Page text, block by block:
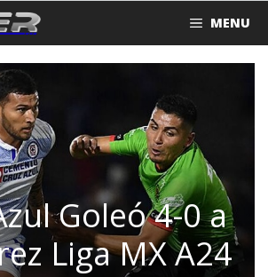
MENU
Goleó 4-0 a
Liga MX A24